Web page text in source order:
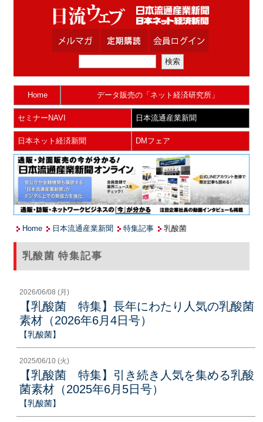
Home データ販売の「ネット経済研究所」
セミナーNAVI 日本流通産業新聞
日本ネット経済新聞 DMフェア
Home 日本流通産業新聞 特集記事 乳酸菌
乳酸菌 特集記事
2026/06/08 (月)
【乳酸菌 特集】長年にわたり人気の乳酸菌
素材（2026年6月4日号）
【乳酸菌】
2025/06/10 (火)
【乳酸菌 特集】引き続き人気を集める乳酸
菌素材（2025年6月5日号）
【乳酸菌】